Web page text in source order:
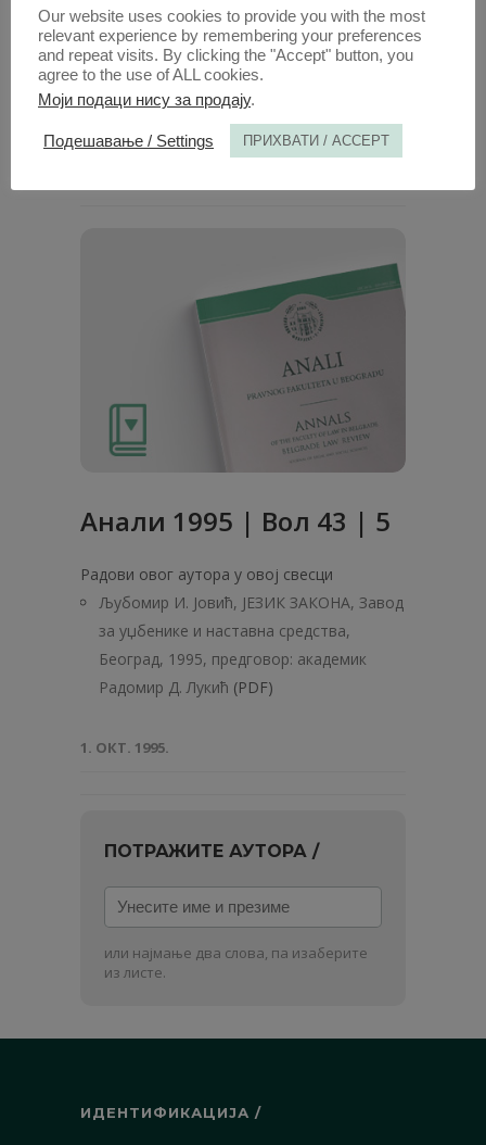
Радови овог аутора у овој свесци
Александар Фатић: КАЗНА КАО
МЕТАФОРА, НИУ „Службени лист СРЈ”,
Београд, 1995, 111 стр.
Анaли 1995 | Вол 43 | 5
Радови овог аутора у овој свесци
Љубомир И. Јовић, ЈЕЗИК ЗАКОНА, Завод
за уџбенике и наставна средства,
Београд, 1995, предговор: академик
Радомир Д. Лукић (PDF)
1. ОКТ. 1995.
ПОТРАЖИТЕ АУТОРА /
Унесите
име
и
презиме
или најмање два слова, па изаберите
из листе.
ИДЕНТИФИКАЦИЈА /
Our website uses cookies to provide you with the most
relevant experience by remembering your preferences
and repeat visits. By clicking the "Accept" button, you
agree to the use of ALL cookies.
Моји подаци нису за продају.
Подешавање / Settings ПРИХВАТИ / ACCEPT